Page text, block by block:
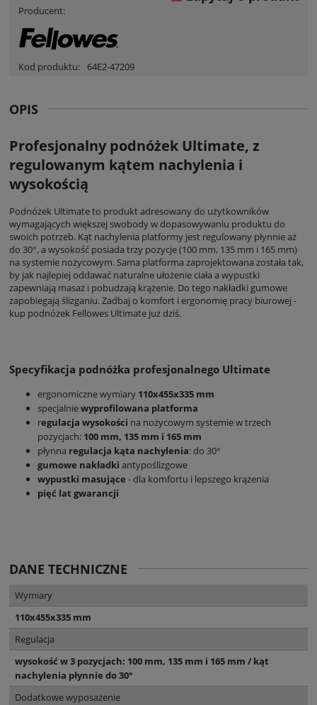
Producent:
Kod produktu: 64E2-47209
OPIS
Profesjonalny podnóżek Ultimate, z
regulowanym kątem nachylenia i
wysokością
Podnóżek Ultimate to produkt adresowany do użytkowników
wymagających większej swobody w dopasowywaniu produktu do
swoich potrzeb. Kąt nachylenia platformy jest regulowany płynnie aż
do 30°, a wysokość posiada trzy pozycje (100 mm, 135 mm i 165 mm)
na systemie nożycowym. Sama platforma zaprojektowana została tak,
by jak najlepiej oddawać naturalne ułożenie ciała a wypustki
zapewniają masaż i pobudzają krążenie. Do tego nakładki gumowe
zapobiegają ślizganiu. Zadbaj o komfort i ergonomię pracy biurowej -
kup podnóżek Fellowes Ultimate już dziś.
Specyfikacja podnóżka profesjonalnego Ultimate
ergonomiczne wymiary 110x455x335 mm
specjalniewyprofilowana platforma
regulacja wysokości na nożycowym systemie w trzech
pozycjach: 100 mm, 135 mm i 165 mm
płynna regulacja kąta nachylenia: do 30°
gumowe nakładki antypoślizgowe
wypustki masujące - dla komfortu i lepszego krążenia
pięć lat gwarancji
DANE TECHNICZNE
Wymiary
110x455x335 mm
Regulacja
wysokość w 3 pozycjach: 100 mm, 135 mm i 165 mm / kąt
nachylenia płynnie do 30°
Dodatkowe wyposażenie